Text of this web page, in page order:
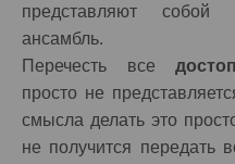
представляют собой
ансамбль.
Перечесть все
просто не
смысла делать это
не получится передать